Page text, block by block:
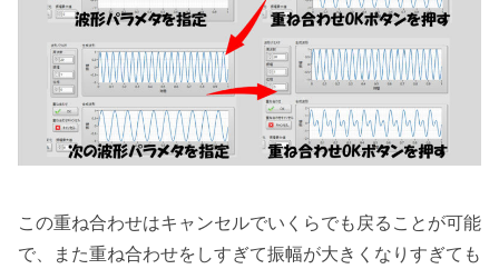
この重ね合わせはキャンセルでいくらでも戻ることが可能
で、また重ね合わせをしすぎて振幅が大きくなりすぎても